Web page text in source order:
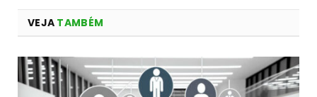
VEJA TAMBÉM